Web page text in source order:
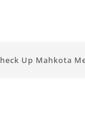
Up Mahkota